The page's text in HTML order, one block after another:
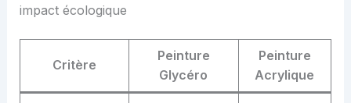
impact écologique
Critère
Peinture
Glycéro
Peinture
Acrylique